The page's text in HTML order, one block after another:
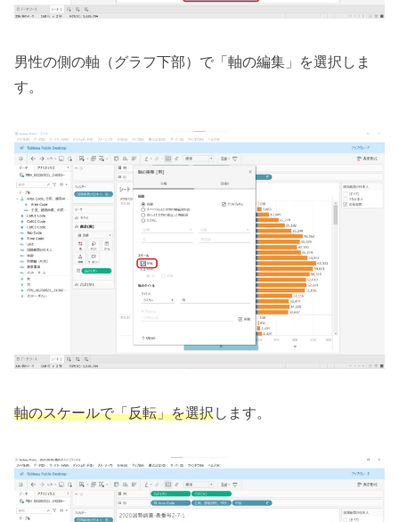
男性の側の軸（グラフ下部）で「軸の編集」を選択しま
す。
軸のスケールで「反転」を選択します。